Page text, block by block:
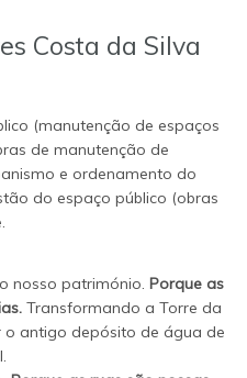
Costa da Silva
(manutenção de espaços
de manutenção de
e ordenamento do
do espaço público (obras
nosso património. Porque as
Transformando a Torre da
antigo depósito de água de